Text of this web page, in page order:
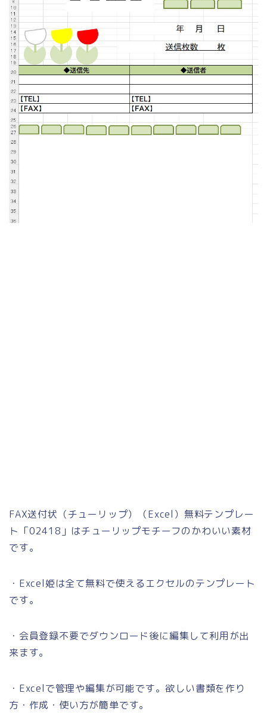
FAX送付状（チューリップ）（Excel）無料テンプレー
ト「02418」はチューリップモチーフのかわいい素材
です。
・Excel姫は全て無料で使えるエクセルのテンプレート
です。
・会員登録不要でダウンロード後に編集して利用が出
来ます。
・Excelで管理や編集が可能です。欲しい書類を作り
方・作成・使い方が簡単です。